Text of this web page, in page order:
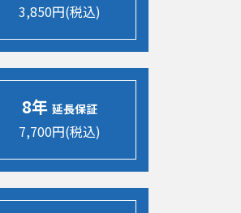
3,850円(税込)
8年 延長保証
7,700円(税込)